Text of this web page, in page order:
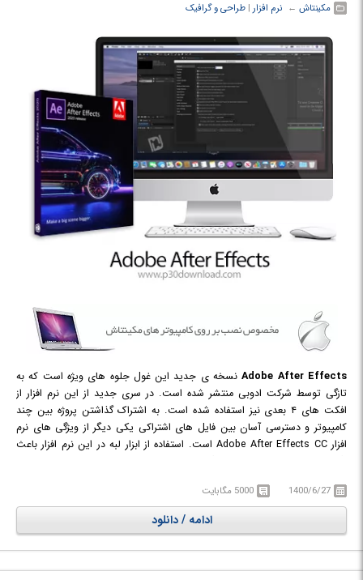
مکینتاش ← ‏ نرم افزار ‏| طراحی و گرافیک
Adobe After Effectsنسخه ی جدید این غول جلوه های ویژه است که به
تازگی توسط شرکت ادوبی منتشر شده است. در سری جدید از این نرم افزار از
افکت های ۴ بعدی نیز استفاده شده است. به اشتراک گذاشتن پروژه بین چند
کامپیوتر و دسترسی آسان بین فایل های اشتراکی یکی دیگر از ویژگی های نرم
افزار Adobe After Effects CC است. استفاده از ابزار لبه در این نرم افزار باعث
ویرایش فیلم می توانید نحوه نمایش دادن دوربین را تغییر دهید و از جهات
مختلف پروژه را مدیریت کنید. در این نرم افزار اگر به اشتباه پروژه را ببندید در
هنگام باز شدن نرم افزار محتوای فایل ویرایش ثابت می ماند. بیشتر معروفیت
افتر افکت CC به خاطر پلاگین CineWare است چون با استفاده از این پلاگین می
1400/6/27 5000 مگابایت
ادامه / دانلود